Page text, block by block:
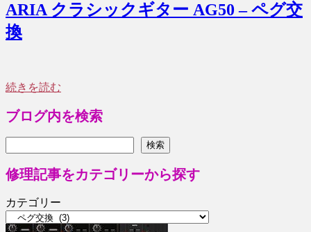
ARIA クラシックギター AG50 – ペグ交
換
続きを読む
ブログ内を検索
検索
修理記事をカテゴリーから探す
カテゴリー